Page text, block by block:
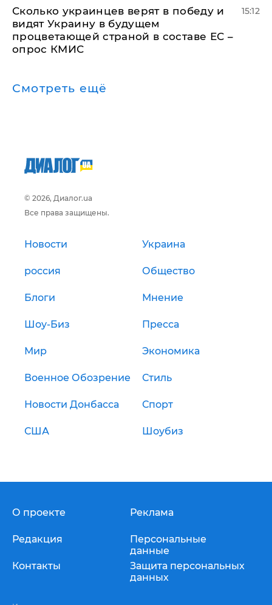
Сколько украинцев верят в победу и
видят Украину в будущем
процветающей страной в составе ЕС –
опрос КМИС
15:12
Смотреть ещё
© 2026, Диалог.ua
Все права защищены.
Новости Украина
россия Общество
Блоги Мнение
Шоу-Биз Пресса
Мир Экономика
Военное Обозрение Стиль
Новости Донбасса Спорт
США Шоубиз
О проекте
Редакция
Контакты
Реклама
Персональные
данные
Защита персональных
данных